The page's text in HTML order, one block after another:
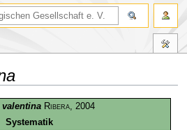
valentina Ribera, 2004
Systematik